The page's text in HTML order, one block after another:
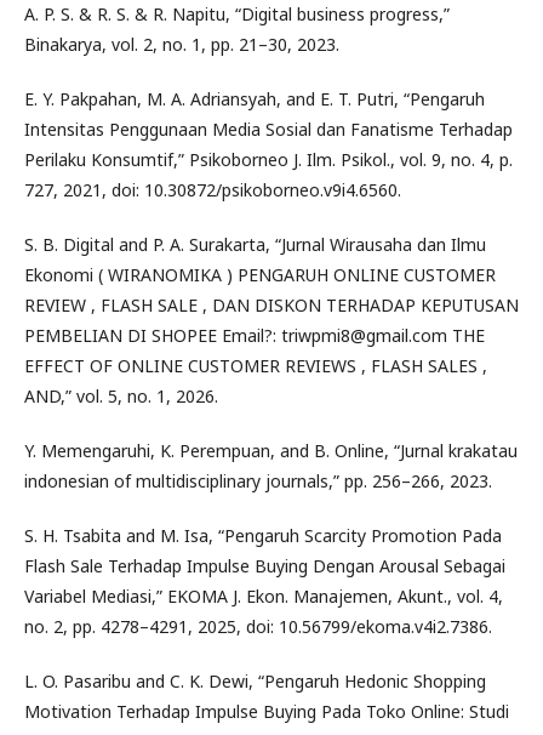
A. P. S. & R. S. & R. Napitu, “Digital business progress,”
Binakarya, vol. 2, no. 1, pp. 21–30, 2023.
E. Y. Pakpahan, M. A. Adriansyah, and E. T. Putri, “Pengaruh
Intensitas Penggunaan Media Sosial dan Fanatisme Terhadap
Perilaku Konsumtif,” Psikoborneo J. Ilm. Psikol., vol. 9, no. 4, p.
727, 2021, doi: 10.30872/psikoborneo.v9i4.6560.
S. B. Digital and P. A. Surakarta, “Jurnal Wirausaha dan Ilmu
Ekonomi ( WIRANOMIKA ) PENGARUH ONLINE CUSTOMER
REVIEW , FLASH SALE , DAN DISKON TERHADAP KEPUTUSAN
PEMBELIAN DI SHOPEE Email?: triwpmi8@gmail.com THE
EFFECT OF ONLINE CUSTOMER REVIEWS , FLASH SALES ,
AND,” vol. 5, no. 1, 2026.
Y. Memengaruhi, K. Perempuan, and B. Online, “Jurnal krakatau
indonesian of multidisciplinary journals,” pp. 256–266, 2023.
S. H. Tsabita and M. Isa, “Pengaruh Scarcity Promotion Pada
Flash Sale Terhadap Impulse Buying Dengan Arousal Sebagai
Variabel Mediasi,” EKOMA J. Ekon. Manajemen, Akunt., vol. 4,
no. 2, pp. 4278–4291, 2025, doi: 10.56799/ekoma.v4i2.7386.
L. O. Pasaribu and C. K. Dewi, “Pengaruh Hedonic Shopping
Motivation Terhadap Impulse Buying Pada Toko Online: Studi